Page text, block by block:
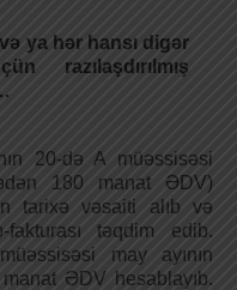
ya hər hansı digər
razılaşdırılmış
20-də A müəssisəsi
180 manat ƏDV)
tarixə vəsaiti alıb və
təqdim edib.
may ayının
ƏDV hesablayıb.